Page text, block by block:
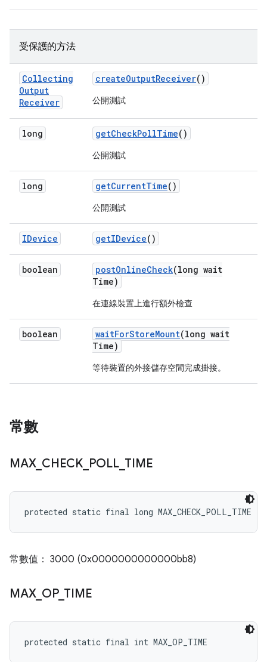
受保護的方法
Collecting
Output
Receiver
createOutputReceiver()
公開測試
long getCheckPollTime()
公開測試
long getCurrentTime()
公開測試
IDevice getIDevice()
boolean postOnlineCheck(long wait
Time)
在連線裝置上進行額外檢查
boolean waitForStoreMount(long wait
Time)
等待裝置的外接儲存空間完成掛接。
常數
MAX_ CHECK_ POLL_ TIME
protected static final long MAX_CHECK_POLL_TIME
常數值： 3000 (0x0000000000000bb8)
MAX_ OP_ TIME
protected static final int MAX_OP_TIME